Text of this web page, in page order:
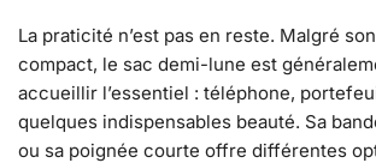
La praticité n’est pas en reste. Malgré
compact, le sac demi-lune est
accueillir l’essentiel : téléphone,
quelques indispensables beauté. Sa
ou sa poignée courte offre différentes